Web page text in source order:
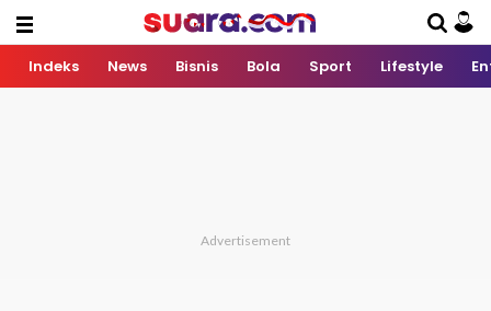
Indeks News Bisnis Bola Sport Lifestyle